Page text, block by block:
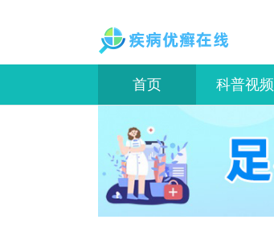
首页 科普视频